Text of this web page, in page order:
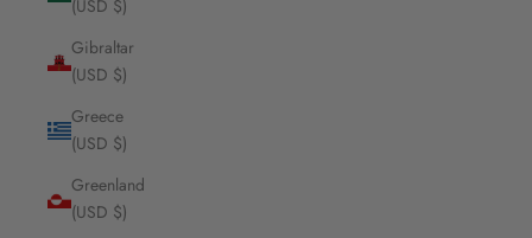
(USD $)
Gibraltar
(USD $)
Greece
(USD $)
Greenland
(USD $)